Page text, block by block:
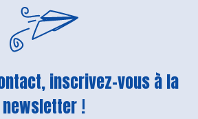
inscrivez-vous à la
newsletter !